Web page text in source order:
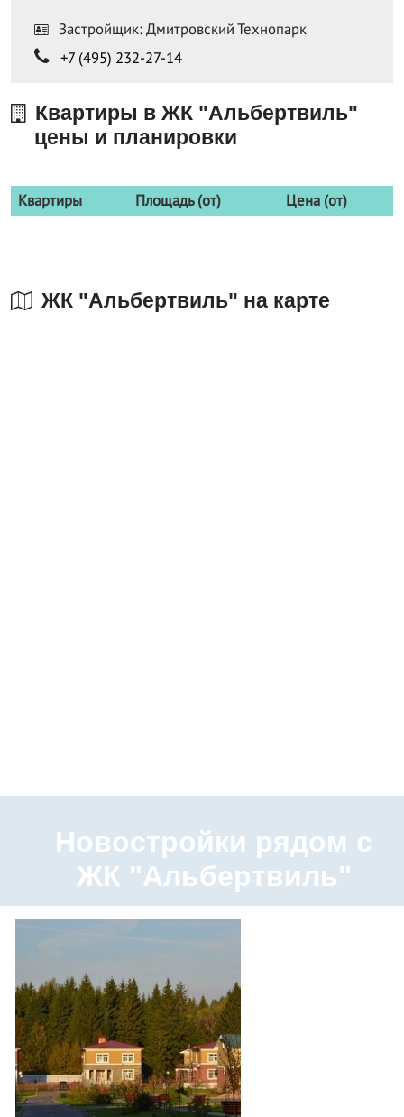
Застройщик: Дмитровский Технопарк
+7 (495) 232-27-14
Квартиры в ЖК "Альбертвиль"
цены и планировки
Квартиры Площадь (от) Цена (от)
ЖК "Альбертвиль" на карте
Новостройки рядом с
ЖК "Альбертвиль"